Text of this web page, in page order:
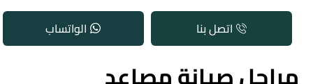
اتصل بنا الواتساب